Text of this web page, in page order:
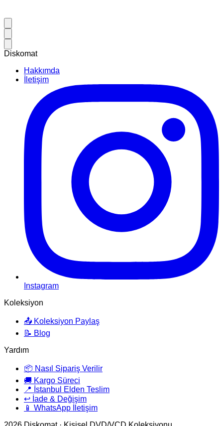
Diskomat
Hakkımda
İletişim
Instagram
Koleksiyon
📤 Koleksiyon Paylaş
📝 Blog
Yardım
📦 Nasıl Sipariş Verilir
🚚 Kargo Süreci
📍 İstanbul Elden Teslim
↩️ İade & Değişim
📱 WhatsApp İletişim